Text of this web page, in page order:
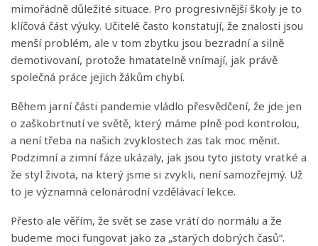
mimořádně důležité situace. Pro progresivnější školy je to
klíčová část výuky. Učitelé často konstatují, že znalosti jsou
menší problém, ale v tom zbytku jsou bezradní a silně
demotivovaní, protože hmatatelně vnímají, jak právě
společná práce jejich žákům chybí.
Během jarní části pandemie vládlo přesvědčení, že jde jen
o zaškobrtnutí ve světě, který máme plně pod kontrolou,
a není třeba na našich zvyklostech zas tak moc měnit.
Podzimní a zimní fáze ukázaly, jak jsou tyto jistoty vratké a
že styl života, na který jsme si zvykli, není samozřejmý. Už
to je významná celonárodní vzdělávací lekce.
Přesto ale věřím, že svět se zase vrátí do normálu a že
budeme moci fungovat jako za „starých dobrých časů“.